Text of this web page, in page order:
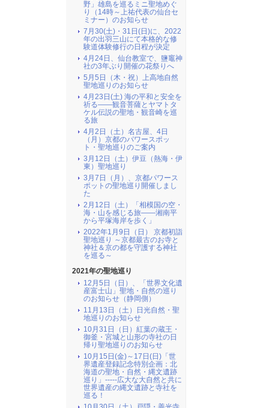
野」雄島を巡るミニ聖地めぐ
り（14時～上祐代表の仙台セ
ミナー）のお知らせ
7月30(土)・31日(日)に、2022
年の出羽三山にて本格的な修
験道体験修行の日程が決定
4月24日、仙台教室で、鹽竈神
社の3年ぶり開催の花祭りへ
5月5日（木・祝）上高地自然
聖地巡りのお知らせ
4月23日(土) 海の平和と安全を
祈る――観音菩薩とヤマトタ
ケル伝説の聖地・観音崎を巡
る旅
4月2日（土）名古屋、4日
（月）京都のパワースポッ
ト・聖地巡りのご案内
3月12日（土）伊豆（熱海・伊
東）聖地巡り
3月7日（月）、京都パワース
ポットの聖地巡り開催しまし
た
2月12日（土）「相模国の空・
海・山を感じる旅――湘南平
から平塚海岸を歩く」
2022年1月9日（日） 京都初詣
聖地巡り ～京都最古のお寺と
神社＆京の都を守護する神社
を巡る～
2021年の聖地巡り
12月5日（日）、「世界文化遺
産富士山」聖地・自然の巡り
のお知らせ（静岡側）
11月13日（土）日光自然・聖
地巡りのお知らせ
10月31日（日）紅葉の蔵王・
御釜・宮城と山形の寺社の日
帰り聖地巡りのお知らせ
10月15日(金)～17日(日)「世
界遺産登録記念特別企画：北
海道の聖地・自然・縄文遺跡
巡り」-----広大な大自然と共に
世界遺産の縄文遺跡と寺社を
巡る！